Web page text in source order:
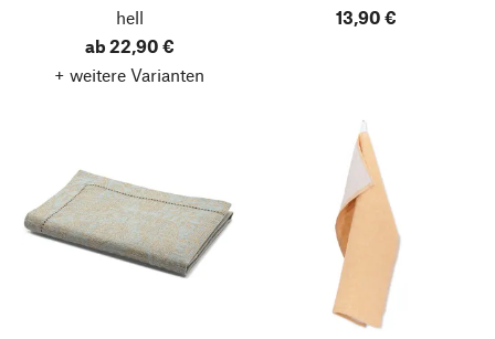
hell
ab 22,90 €
+ weitere Varianten
13,90 €